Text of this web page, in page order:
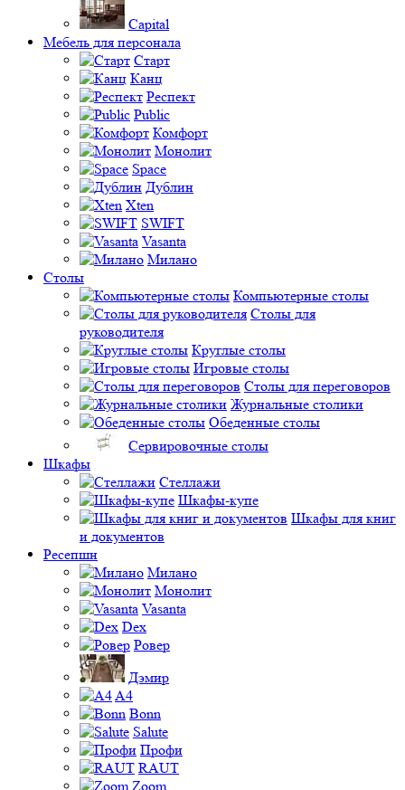
Capital
Мебель для персонала
Старт
Канц
Респект
Public
Комфорт
Монолит
Space
Дублин
Xten
SWIFT
Vasanta
Милано
Столы
Компьютерные столы
Столы для
руководителя
Круглые столы
Игровые столы
Столы для переговоров
Журнальные столики
Обеденные столы
Сервировочные столы
Шкафы
Стеллажи
Шкафы-купе
Шкафы для книг
и документов
Ресепшн
Милано
Монолит
Vasanta
Dex
Ровер
Дэмир
A4
Bonn
Salute
Профи
RAUT
Zoom